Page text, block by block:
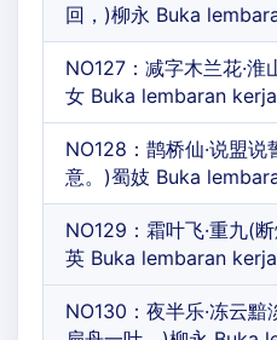
回，)柳永 Buka
NO127：减字木兰花·
女 Buka lembaran kerja
NO128：鹊桥仙·说盟
意。)蜀妓 Buka
NO129：霜叶飞·重九(
英 Buka lembaran kerja
NO130：夜半乐·冻云黯